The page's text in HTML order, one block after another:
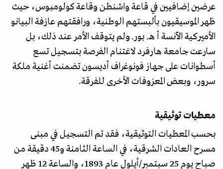
عرضين إضافيين في قاعة واشنطن وقاعة كولومبوس، حيث
ظهر الموسيقيون بألبستهم الوطنية، ورافقتهم عازفة البيانو
الأميركية الآنسة أ هـ. بور. ولم يتوقف الأمر عند ذلك، بل
سارعت جامعة هارفرد لاغتنام الفرصة بتسجيل تسع
أسطوانات على جهاز فونوغراف أديسون تضمنت أغنية ملكة
سرور، وبعض المعزوفات الأخرى للفرقة.
معطيات توثيقية
بحسب المعطيات التوثيقية، فقد تم التسجيل في مبنى
مسرح العادات الشرقية، في الساعة الثامنة و45 دقيقة من
صباح يوم 25 سبتمبر/أيلول عام 1893، والساعة 12 ظهر